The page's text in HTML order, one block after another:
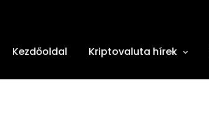
Kezdőoldal Kriptovaluta hírek